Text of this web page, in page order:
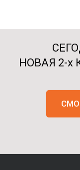
НОВАЯ 2-х